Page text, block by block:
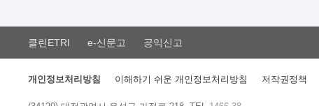
(2 ~ 3년차) 연봉의 40%  추진일정(1)
희망기업 신청/접수(2)희망인력-희망기업
매칭(3)현장조사/ 선정(심의)(4)협약체결
26일 9월초순 9월 중순 10월 이후*
클린ETRI e-신문고 공익신고
개인정보처리방침 이해하기 쉬운 개인정보처리방침 저작권정책